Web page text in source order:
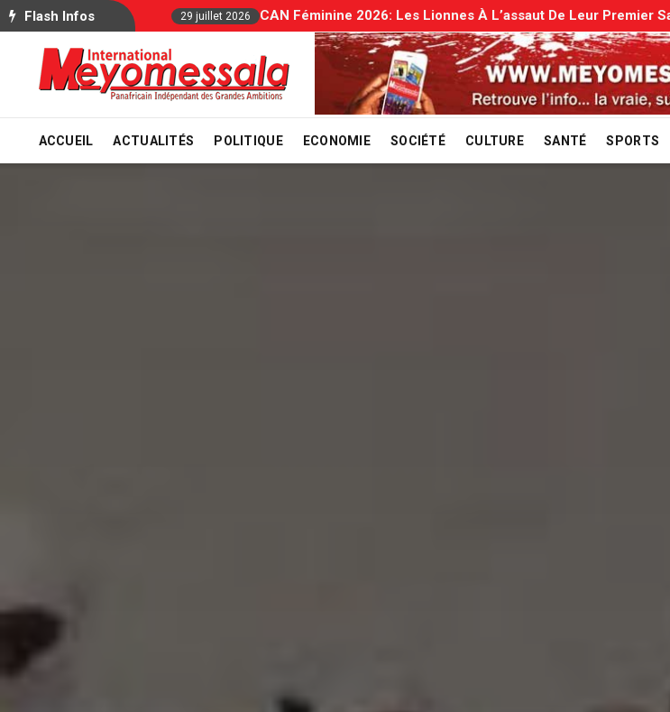
ACCUEIL ACTUALITÉS POLITIQUE ECONOMIE SOCIÉTÉ CULTURE SANTÉ SPORTS
Flash Infos 29 juillet 2026 Allocations Familiales: Le Gouvernement Entame La Vérification